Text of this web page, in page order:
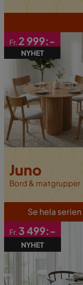
Fr. 2 999:-
NYHET
Juno
Bord & matgrupper
Se hela serien
Fr. 3 499:-
NYHET